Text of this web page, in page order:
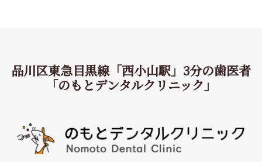
品川区東急目黒線「西小山駅」3分の歯医者
「のもとデンタルクリニック」